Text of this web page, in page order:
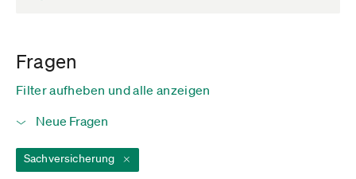
Fragen
Filter aufheben und alle anzeigen
Sachversicherung